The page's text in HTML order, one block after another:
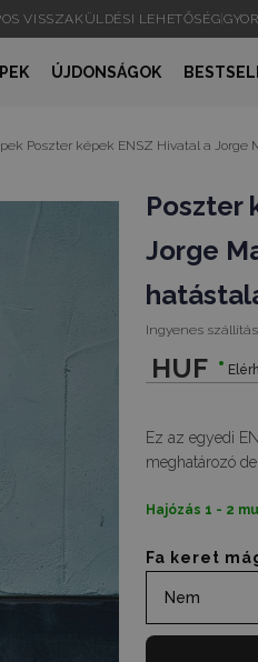
VISSZAKÜLDÉSI LEHETŐSÉG |
ÚJDONSÁGOK
Poszter képek ENSZ Hivatal a Jorge
Poszter
Jorge
Ingyenes
HUF
Ez az egyedi
meghatározó
Hajózás 1 - 2
Fa keret
Nem